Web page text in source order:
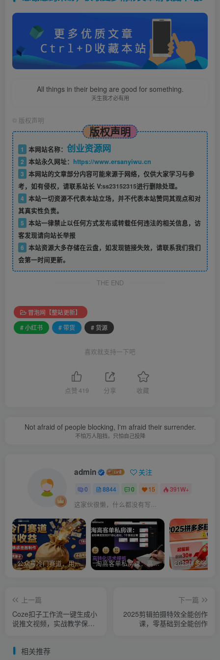
All things in their being are good for something.
天生我才必有用
© 版权声明
版权声明
1 本网站名称： 创业资源网
2 本站永久网址： https://www.ersanyiwu.cn
3 本网站的文章部分内容可能来源于网络，仅供大家学习与参
考，如有侵权，请联系站长 V:ss23152315进行删除处理。
4 本站一切资源不代表本站立场，并不代表本站赞同其观点和对
其真实性负责。
5 本站一律禁止以任何方式发布或转载任何违法的相关信息，访
客发现请向站长举报
6 本站资源大多存储在云盘，如发现链接失效，请联系我们我们
会第一时间更新。
THE END
冒泡网【整站更新】
# 小红书
# 带货 # 货源
喜欢就支持一下吧
点赞419 分享 收藏
Not afraid of people blocking, I'm afraid their surrender.
不怕万人阻挡，只怕自己投降
admin 关注
0 8844 0 15 391W+
这家伙很懒，什么都没有写...
公众号冷门赛道，用AI做情感漫画，7天开通流量主，操作简单，小白可玩 淘高客单私房课：高客单成交的3个核心基础，1个实操法宝
上一篇
Coze扣子工作流一键生成小
说推文视频，实战教学保姆
下一篇
2025剪辑拍摄特效全能创作
课，零基础到全能创作
相关推荐